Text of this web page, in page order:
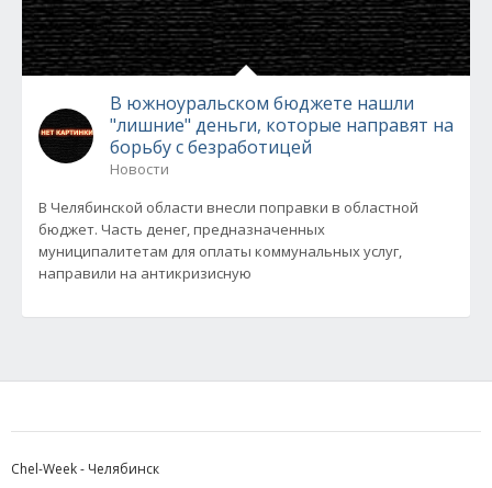
В южноуральском бюджете нашли
"лишние" деньги, которые направят на
борьбу с безработицей
Новости
В Челябинской области внесли поправки в областной
бюджет. Часть денег, предназначенных
муниципалитетам для оплаты коммунальных услуг,
направили на антикризисную
Chel-Week - Челябинск